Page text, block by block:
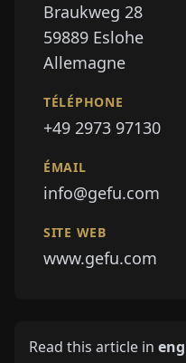
Braukweg 28
59889 Eslohe
Allemagne
TÉLÉPHONE
+49 2973 97130
ÉMAIL
info@gefu.com
SITE WEB
www.gefu.com
Read this article in